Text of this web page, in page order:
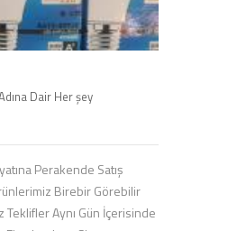
Dair Her şey
Perakende Satış
Birebir Görebilir
Aynı Gün İçerisinde